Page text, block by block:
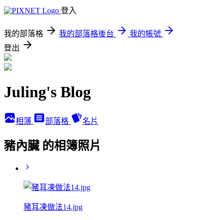
登入
我的部落格 我的部落格後台
我的帳號
登出
Juling's Blog
相簿 部落格 名片
豬內臟 的相簿照片
豬耳凍做法14.jpg